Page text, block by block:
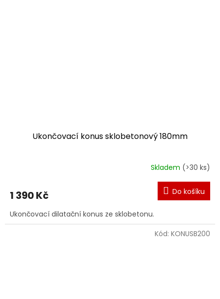
Ukončovací konus sklobetonový 180mm
Skladem (>30 ks)
1 390 Kč Do košíku
Ukončovací dilatační konus ze sklobetonu.
Kód: KONUSB200